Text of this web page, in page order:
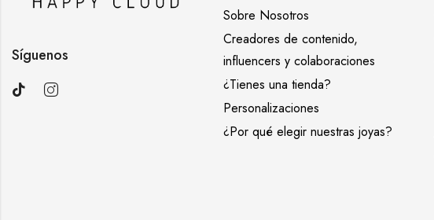
Síguenos
Sobre Nosotros
Creadores de contenido,
influencers y colaboraciones
¿Tienes una tienda?
Personalizaciones
¿Por qué elegir nuestras joyas?